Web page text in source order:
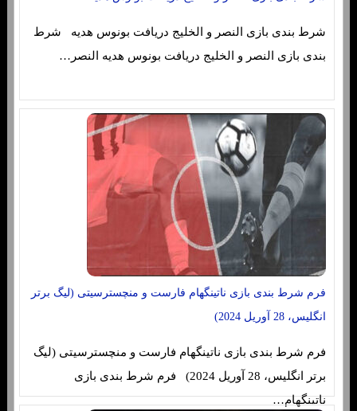
شرط بندی بازی النصر و الخلیج دریافت بونوس هدیه شرط
بندی بازی النصر و الخلیج دریافت بونوس هدیه النصر…
فرم شرط بندی بازی ناتینگهام فارست و منچسترسیتی (لیگ برتر
انگلیس، 28 آوریل 2024)
فرم شرط بندی بازی ناتینگهام فارست و منچسترسیتی (لیگ
برتر انگلیس، 28 آوریل 2024) فرم شرط بندی بازی
ناتینگهام…